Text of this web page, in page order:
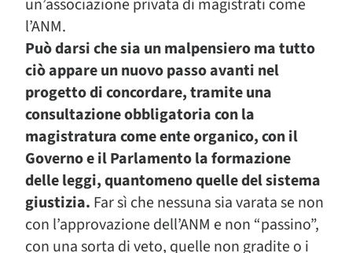
un’associazione privata di magistrati come
l’ANM.
Può darsi che sia un malpensiero ma tutto
ciò appare un nuovo passo avanti nel
progetto di concordare, tramite una
consultazione obbligatoria con la
magistratura come ente organico, con il
Governo e il Parlamento la formazione
delle leggi, quantomeno quelle del sistema
giustizia. Far sì che nessuna sia varata se non
con l’approvazione dell’ANM e non “passino”,
con una sorta di veto, quelle non gradite o i